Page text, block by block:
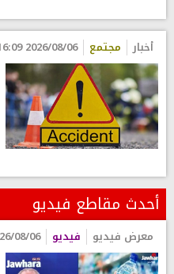
أخبار مجتمع 2026/08/06 16:09
أحدث مقاطع فيديو
معرض فيديو فيديو 08/06 09:36